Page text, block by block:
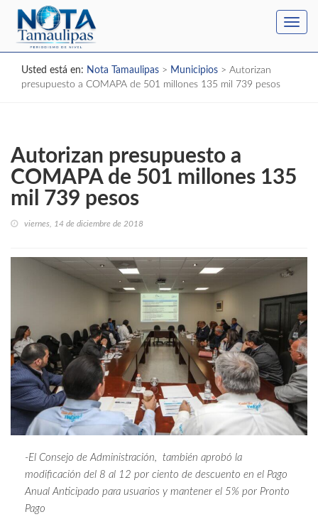
Usted está en: Nota Tamaulipas > Municipios > Autorizan
presupuesto a COMAPA de 501 millones 135 mil 739 pesos
Autorizan presupuesto a
COMAPA de 501 millones 135
mil 739 pesos
viernes, 14 de diciembre de 2018
-El Consejo de Administración, también aprobó la
modificación del 8 al 12 por ciento de descuento en el Pago
Anual Anticipado para usuarios y mantener el 5% por Pronto
Pago